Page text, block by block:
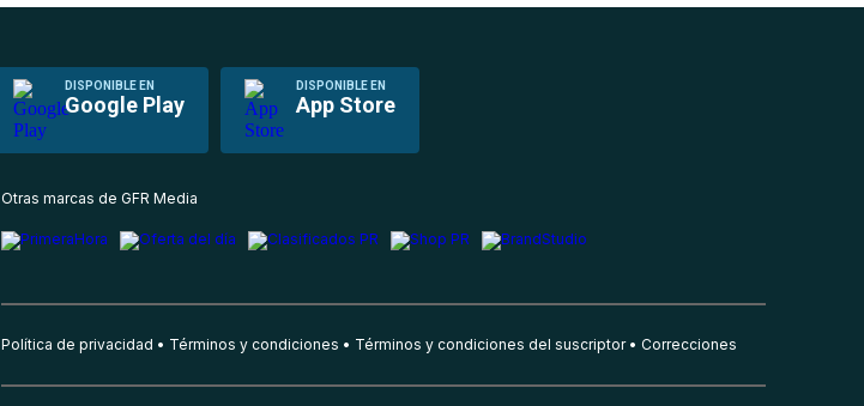
DISPONIBLE EN
Google Play
DISPONIBLE EN
App Store
Otras marcas de GFR Media
Política de privacidad Términos y condiciones Términos y condiciones del suscriptor Correcciones